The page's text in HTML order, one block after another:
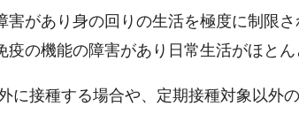
があり身の回りの生活を極度に制限
の機能の障害があり日常生活がほと
に接種する場合や、定期接種対象以外